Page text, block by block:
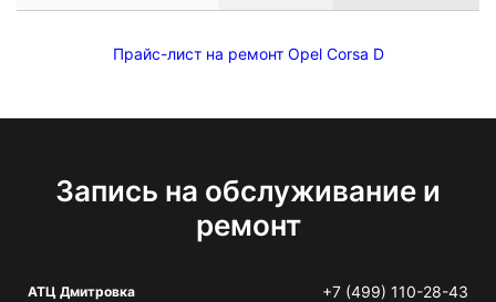
Прайс-лист на ремонт Opel Corsa D
Запись на обслуживание и
ремонт
АТЦ Дмитровка +7 (499) 110-28-43